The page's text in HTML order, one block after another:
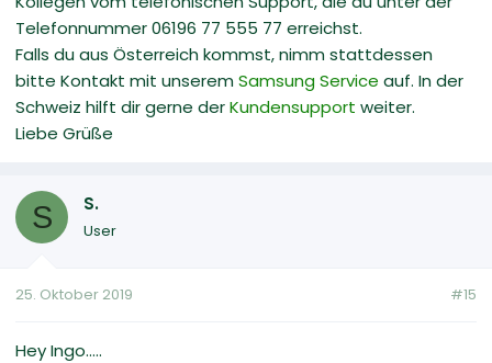
Telefonnummer 06196 77 555 77 erreichst.
Falls du aus Österreich kommst, nimm stattdessen
bitte Kontakt mit unseremSamsung Service auf. In der
Schweiz hilft dir gerne derKundensupport weiter.
Liebe Grüße
S S.
User
25. Oktober 2019 #15
Hey Ingo.....